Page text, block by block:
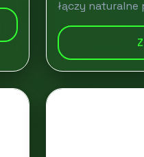
łączy naturalne